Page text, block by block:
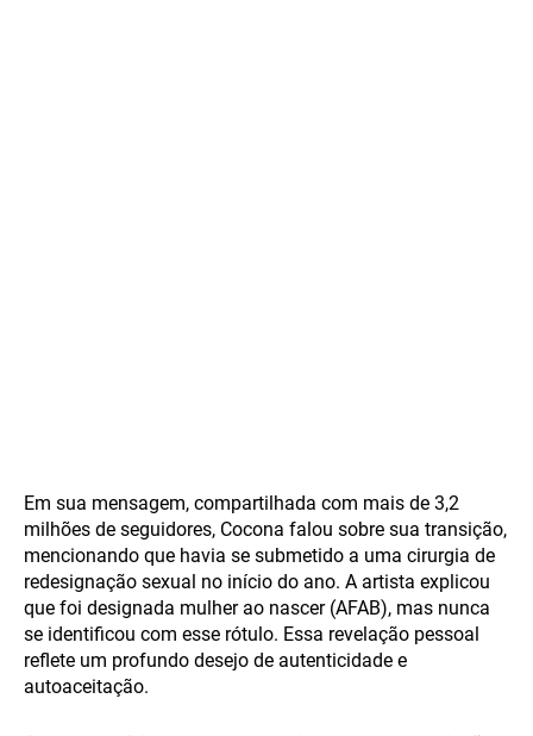
Em sua mensagem, compartilhada com mais de 3,2
milhões de seguidores, Cocona falou sobre sua transição,
mencionando que havia se submetido a uma cirurgia de
redesignação sexual no início do ano. A artista explicou
que foi designada mulher ao nascer (AFAB), mas nunca
se identificou com esse rótulo. Essa revelação pessoal
reflete um profundo desejo de autenticidade e
autoaceitação.